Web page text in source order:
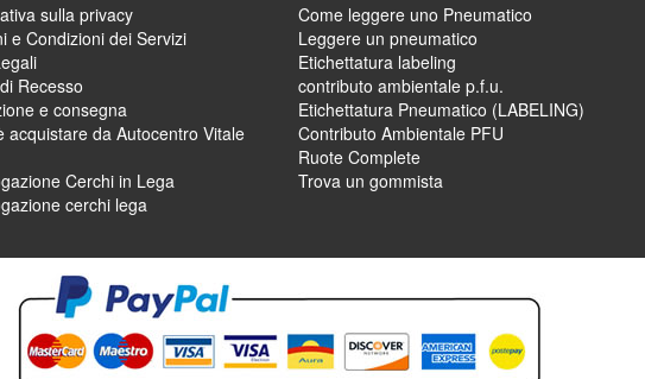
sulla privacy
e Condizioni dei Servizi
Recesso
e consegna
acquistare da Autocentro Vitale
Cerchi in Lega
cerchi lega
Come leggere uno Pneumatico
Leggere un pneumatico
Etichettatura labeling
contributo ambientale p.f.u.
Etichettatura Pneumatico (LABELING)
Contributo Ambientale PFU
Ruote Complete
Trova un gommista